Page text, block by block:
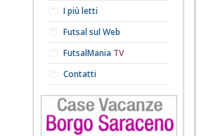
I più letti
Futsal sul Web
FutsalMania TV
Contatti